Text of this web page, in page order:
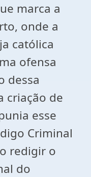
marca a
onde a
católica
ofensa
dessa
criação de
esse
Criminal
redigir o
do